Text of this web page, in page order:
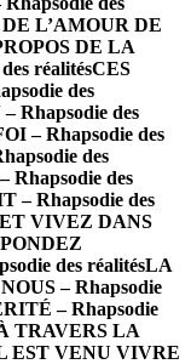
L’AMOUR DE
DE LA
réalitésCES
des
Rhapsodie des
– Rhapsodie des
des
Rhapsodie des
– Rhapsodie des
VIVEZ DANS
des réalitésLA
– Rhapsodie
– Rhapsodie
TRAVERS LA
EST VENU VIVRE